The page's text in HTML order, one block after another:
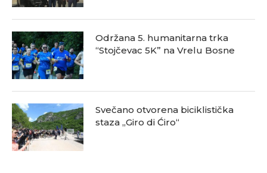
Održana 5. humanitarna trka
“Stojčevac 5K” na Vrelu Bosne
Svečano otvorena biciklistička
staza „Giro di Ćiro“